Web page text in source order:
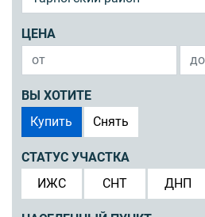
ЦЕНА
ВЫ ХОТИТЕ
Купить
Снять
СТАТУС УЧАСТКА
ИЖС
СНТ ДНП